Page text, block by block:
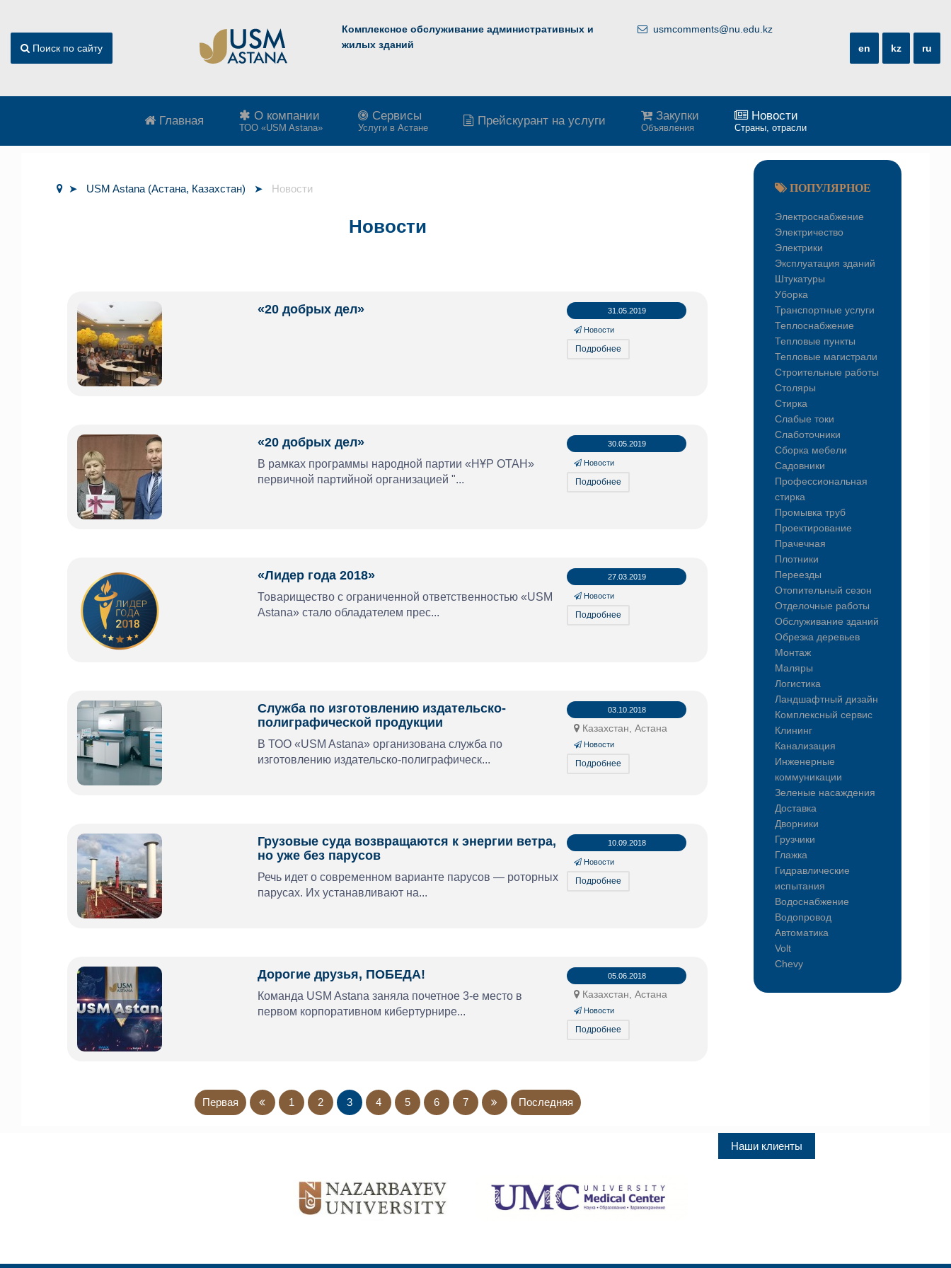
Поиск по сайту
Комплексное обслуживание административных и
жилых зданий
usmcomments@nu.edu.kz
ru
kz
en
Главная О компании
ТОО «USM Astana»
Сервисы
Услуги в Астане
Прейскурант на услуги Закупки
Объявления
Новости
Страны, отрасли
USM Astana (Астана, Казахстан) Новости
Новости
«20 добрых дел» 31.05.2019
Новости
Подробнее
«20 добрых дел»
В рамках программы народной партии «НҰР ОТАН»
первичной партийной организацией "...
30.05.2019
Новости
Подробнее
«Лидер года 2018»
Товарищество с ограниченной ответственностью «USM
Astana» стало обладателем прес...
27.03.2019
Новости
Подробнее
Служба по изготовлению издательско-
полиграфической продукции
В ТОО «USM Astana» организована служба по
изготовлению издательско-полиграфическ...
03.10.2018
Казахстан, Астана
Новости
Подробнее
Грузовые суда возвращаются к энергии ветра,
но уже без парусов
Речь идет о современном варианте парусов — роторных
парусах. Их устанавливают на...
10.09.2018
Новости
Подробнее
Дорогие друзья, ПОБЕДА!
Команда USM Astana заняла почетное 3-е место в
первом корпоративном кибертурнире...
05.06.2018
Казахстан, Астана
Новости
Подробнее
Первая 1 2 3 4 5 6 7 Последняя
ПОПУЛЯРНОЕ
Электроснабжение
Электричество
Электрики
Эксплуатация зданий
Штукатуры
Уборка
Транспортные услуги
Теплоснабжение
Тепловые пункты
Тепловые магистрали
Строительные работы
Столяры
Стирка
Слабые токи
Слаботочники
Сборка мебели
Садовники
Профессиональная
стирка
Промывка труб
Проектирование
Прачечная
Плотники
Переезды
Отопительный сезон
Отделочные работы
Обслуживание зданий
Обрезка деревьев
Монтаж
Маляры
Логистика
Ландшафтный дизайн
Комплексный сервис
Клининг
Канализация
Инженерные
коммуникации
Зеленые насаждения
Доставка
Дворники
Грузчики
Глажка
Гидравлические
испытания
Водоснабжение
Водопровод
Автоматика
Volt
Chevy
Наши клиенты